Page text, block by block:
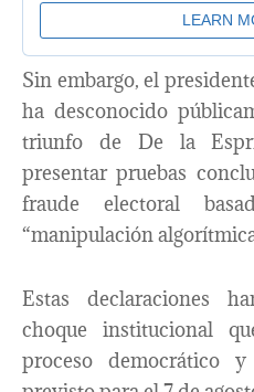
Sin embargo, el
ha desconocido
triunfo de De la
presentar pruebas
fraude electoral
“manipulación
Estas declaraciones
choque institucional
proceso democrático